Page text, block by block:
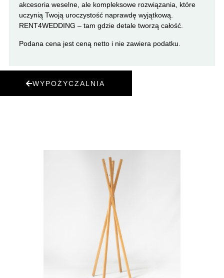
akcesoria weselne, ale kompleksowe rozwiązania, które
uczynią Twoją uroczystość naprawdę wyjątkową.
RENT4WEDDING – tam gdzie detale tworzą całość.
Podana cena jest ceną netto i nie zawiera podatku.
WYPOŻYCZALNIA